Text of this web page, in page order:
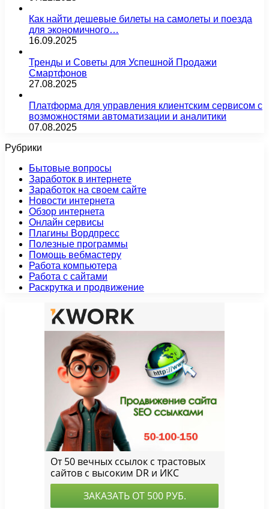
Как найти дешевые билеты на самолеты и поезда
для экономичного…
16.09.2025
Тренды и Советы для Успешной Продажи
Смартфонов
27.08.2025
Платформа для управления клиентским сервисом с
возможностями автоматизации и аналитики
07.08.2025
Рубрики
Бытовые вопросы
Заработок в интернете
Заработок на своем сайте
Новости интернета
Обзор интернета
Онлайн сервисы
Плагины Вордпресс
Полезные программы
Помощь вебмастеру
Работа компьютера
Работа с сайтами
Раскрутка и продвижение